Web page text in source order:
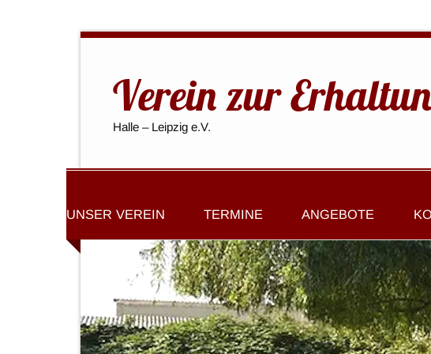
Verein zur
Halle – Leipzig e.V.
UNSER VEREIN TERMINE ANGEBOTE